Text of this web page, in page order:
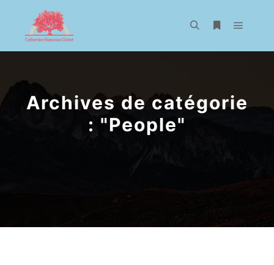
Archives de catégorie
: "People"